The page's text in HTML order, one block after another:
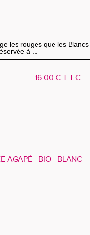
les rouges que les Blancs
à ...
AGAPÉ - BIO - BLANC -
16.00 € T.T.C.